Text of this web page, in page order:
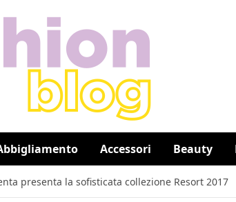
Accessori Beauty
presenta la sofisticata collezione Resort 2017